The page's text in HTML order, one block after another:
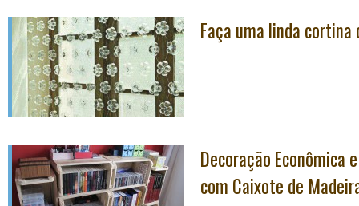
Faça uma linda
Decoração Econômica
com Caixote de